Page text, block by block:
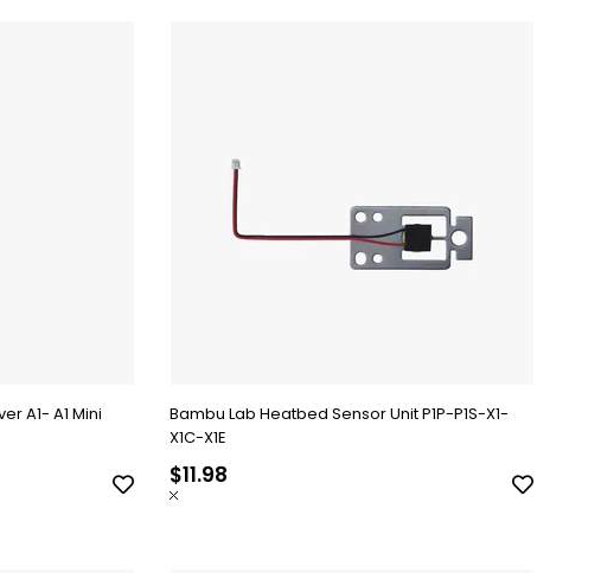
A1- A1 Mini
Bambu Lab Heatbed Sensor Unit P1P-P1S-X1-
X1C-X1E
$11.98